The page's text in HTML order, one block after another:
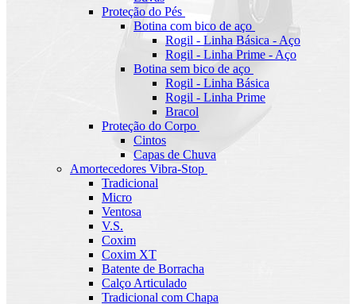
Proteção do Pés
Botina com bico de aço
Rogil - Linha Básica - Aço
Rogil - Linha Prime - Aço
Botina sem bico de aço
Rogil - Linha Básica
Rogil - Linha Prime
Bracol
Proteção do Corpo
Cintos
Capas de Chuva
Amortecedores Vibra-Stop
Tradicional
Micro
Ventosa
V.S.
Coxim
Coxim XT
Batente de Borracha
Calço Articulado
Tradicional com Chapa